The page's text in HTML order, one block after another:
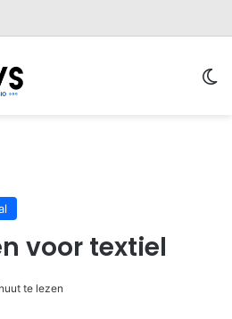
voor textiel
te lezen